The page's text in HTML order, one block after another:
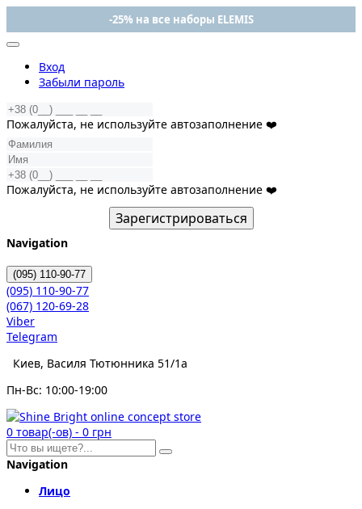
-25% на все наборы ELEMIS
Вход
Забыли пароль
Пожалуйста, не используйте автозаполнение ❤️
Пожалуйста, не используйте автозаполнение ❤️
Зарегистрироваться
Navigation
(095) 110-90-77
(095) 110-90-77
(067) 120-69-28
Viber
Telegram
Киев, Василя Тютюнника 51/1а
Пн-Вс: 10:00-19:00
0 товар(-ов) - 0 грн
Navigation
Лицо